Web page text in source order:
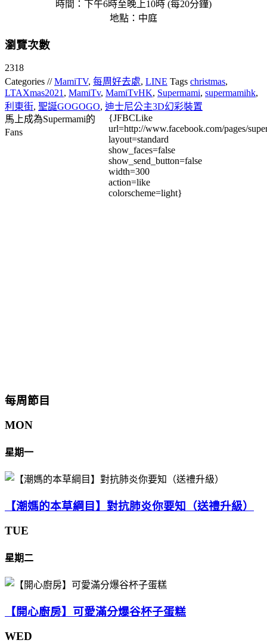
時間：下午6時至晚上10時 (每20分鐘)
地點：中庭
瀏覽次數
2318
Categories //MamiTV, 每周好去處, LINE Tags christmas,
LTAXmas2021 , MamiTv, MamiTvHK, Supermami, supermamihk,
利東街, 聖誕GOGOGO, 迪士尼公主3D幻彩裝置
馬上成為Supermami的
Fans
{JFBCLike
url=http://www.facebook.com/pages/
layout=standard
show_faces=false
show_send_button=false
width=300
action=like
colorscheme=light}
每周節目
MON
星期一
【潮媽的本草綱目】對抗肺炎你要知（送禮升級）
TUE
星期二
【開心廚房】可愛滿分爆谷杯子蛋糕
WED